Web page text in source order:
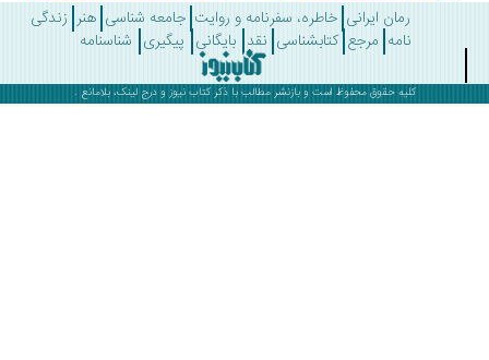
رمان ایرانی خاطره، سفرنامه و روایت جامعه شناسی هنر زندگی
مرجع کتابشناسی نقد بایگانی پیگیری شناسنامه
کلیه حقوق محفوظ است و بازنشر مطالب با ذکرکتاب نیوز و درج لینک، بلامانع .